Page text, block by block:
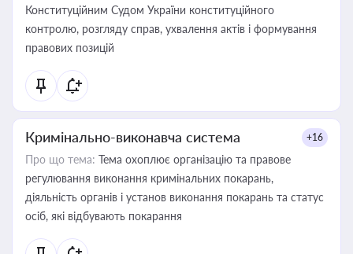
Конституційним Судом України конституційного
контролю, розгляду справ, ухвалення актів і формування
правових позицій
Кримінально-виконавча система +16
Про що тема: Тема охоплює організацію та правове
регулювання виконання кримінальних покарань,
діяльність органів і установ виконання покарань та статус
осіб, які відбувають покарання